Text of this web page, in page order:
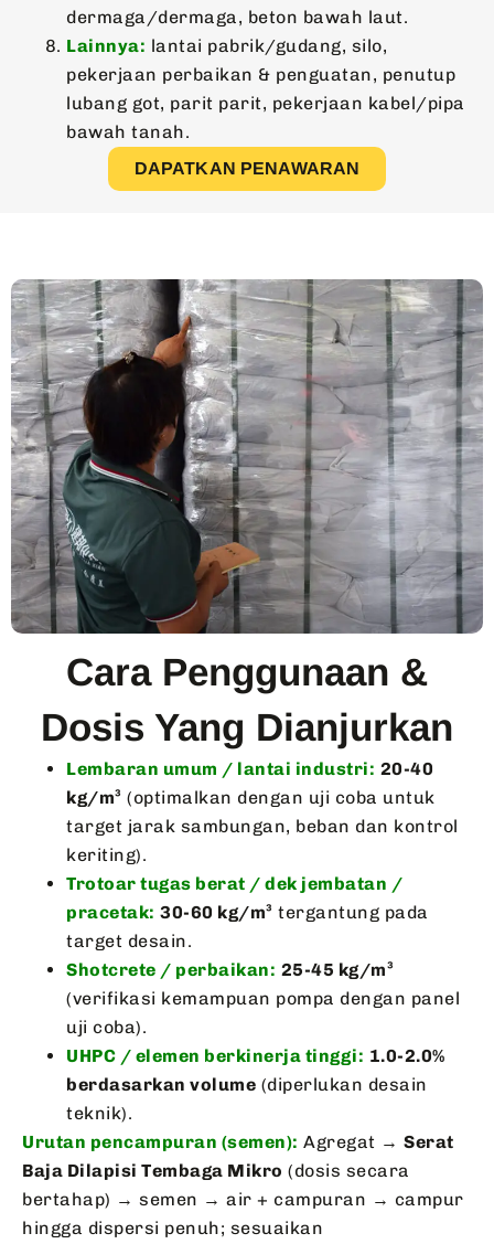
dermaga/dermaga, beton bawah laut.
Lainnya: lantai pabrik/gudang, silo,
pekerjaan perbaikan & penguatan, penutup
lubang got, parit parit, pekerjaan kabel/pipa
bawah tanah.
DAPATKAN PENAWARAN
Cara Penggunaan &
Dosis Yang Dianjurkan
Lembaran umum / lantai industri: 20-40
kg/m³ (optimalkan dengan uji coba untuk
target jarak sambungan, beban dan kontrol
keriting).
Trotoar tugas berat / dek jembatan /
pracetak: 30-60 kg/m³ tergantung pada
target desain.
Shotcrete / perbaikan: 25-45 kg/m³
(verifikasi kemampuan pompa dengan panel
uji coba).
UHPC / elemen berkinerja tinggi: 1.0-2.0%
berdasarkan volume (diperlukan desain
teknik).
Urutan pencampuran (semen): Agregat → Serat
Baja Dilapisi Tembaga Mikro (dosis secara
bertahap) → semen → air + campuran → campur
hingga dispersi penuh; sesuaikan